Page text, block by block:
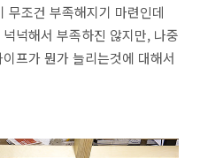
무조건 부족해지기 마련인데
넉해서 부족하진 않지만, 나중
프가 뭔가 늘리는것에 대해서